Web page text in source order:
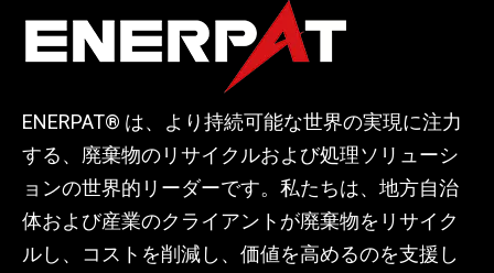
ENERPAT® は、より持続可能な世界の実現に注力
する、廃棄物のリサイクルおよび処理ソリューシ
ョンの世界的リーダーです。私たちは、地方自治
体および産業のクライアントが廃棄物をリサイク
ルし、コストを削減し、価値を高めるのを支援し